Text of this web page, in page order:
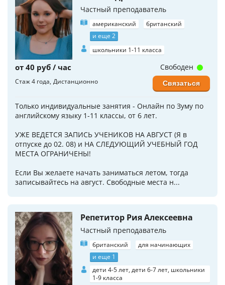
Частный преподаватель
американский
британский
и еще 2
школьники 1-11 класса
от 40 руб / час
Стаж 4 года Дистанционно
Только индивидуальные занятия - Онлайн по Зуму по
английскому языку 1-11 классы, от 6 лет.
УЖЕ ВЕДЕТСЯ ЗАПИСЬ УЧЕНИКОВ НА АВГУСТ (Я в
отпуске до 02. 08) и НА СЛЕДУЮЩИЙ УЧЕБНЫЙ ГОД
МЕСТА ОГРАНИЧЕНЫ!
Если Вы желаете начать заниматься летом, тогда
записывайтесь на август. Свободные места н...
Свободен
Связаться
Репетитор Рия Алексеевна
Частный преподаватель
британский
для начинающих
и еще 1
дети 4-5 лет, дети 6-7 лет, школьники
1-9 класса